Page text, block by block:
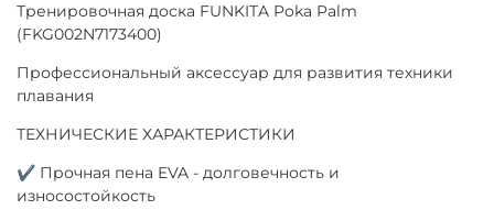
Тренировочная доска FUNKITA Poka Palm
(FKG002N7173400)
Профессиональный аксессуар для развития техники
плавания
ТЕХНИЧЕСКИЕ ХАРАКТЕРИСТИКИ
✔ Прочная пена EVA - долговечность и
износостойкость